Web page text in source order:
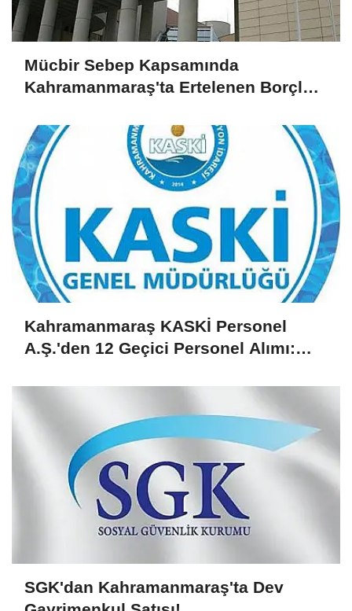
Mücbir Sebep Kapsamında
Kahramanmaraş'ta Ertelenen Borçlar
Kahramanmaraş KASKİ Personel
A.Ş.'den 12 Geçici Personel Alımı:
SGK'dan Kahramanmaraş'ta Dev